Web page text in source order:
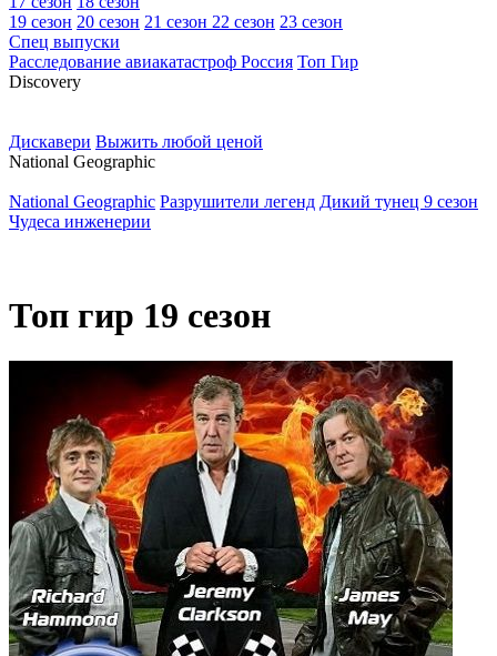
19 сезон 20 сезон 21 сезон 22 сезон 23 сезон
Спец выпуски
Расследование авиакатастроф Россия Топ Гир
Discovery
Дискавери Выжить любой ценой
National Geographic
National Geographic Разрушители легенд Дикий тунец 9 сезон
Чудеса инженерии
Топ гир 19 сезон